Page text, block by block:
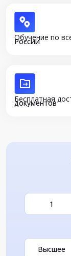
Обучение по
России
Бесплатная
документов
1
Высшее